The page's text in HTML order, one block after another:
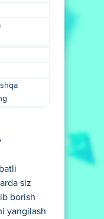
siz
borish
yangilash